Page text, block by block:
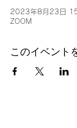
2023年8月23日
ZOOM
このイベント